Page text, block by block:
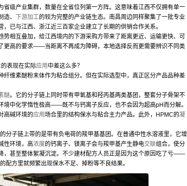
级产业集群，数量在全省位列第一方阵。这意味着江西不仅拥有单一
、
下游加工的较为完整的产业链生态。南昌周边同样聚集了一批专业
已与江西、浙江近三百家企业建立了长期的供销合作关系。
相互叠加，给江西境内的下游采购方带来了距离更近、运输更快、可
更高的要求——当距离不再成为障碍，本地选择反而更需要辨识不同类
表现在实际应用 中差这么多？
维素醚粉末体作为粘合组分。但在实际选型中，真正区分产品品种差
醚。它的分子链上同时带有甲氧基和羟丙基两类基团，整套分子骨架不
境中化学惰性极高——既不与钙离子反应，也不会因为超高pH而分解。
高碱环境的应用场合里的结构保水与粘合主力产品。此外，HPMC的凝
分子链上带的是带有负电荷的羧甲基基团。在普通中性水溶液里，它增
性环境，高浓度的钙离子、镁离子会与羧甲基产生静电交联组合，使分
，甚至整体絮凝沉淀。不少建材配方人员正是因为这个原因吃了亏——
方里就频繁出现保水不足、掉粉等不良结果。